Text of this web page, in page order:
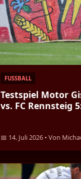
FUSSBALL
Testspiel Motor
vs. FC Rennsteig
📅 14. Juli 2026 • Von